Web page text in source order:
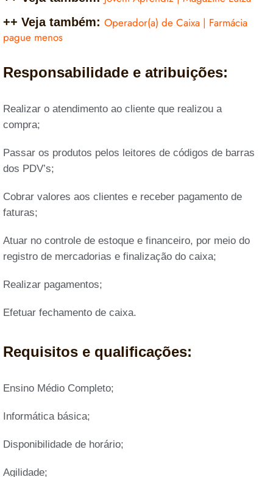
++ Veja também: Operador(a) de Caixa | Farmácia
pague menos
Responsabilidade e atribuições:
Realizar o atendimento ao cliente que realizou a
compra;
Passar os produtos pelos leitores de códigos de barras
dos PDV’s;
Cobrar valores aos clientes e receber pagamento de
faturas;
Atuar no controle de estoque e financeiro, por meio do
registro de mercadorias e finalização do caixa;
Realizar pagamentos;
Efetuar fechamento de caixa.
Requisitos e qualificações:
Ensino Médio Completo;
Informática básica;
Disponibilidade de horário;
Agilidade;